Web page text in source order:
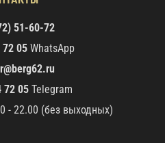
51-60-72
05WhatsApp
72 05 Telegram
- 22.00 (без выходных)